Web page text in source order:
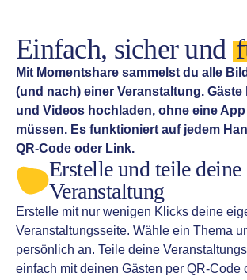
Einfach, sicher und
Mit Momentshare sammelst du alle
(und nach) einer Veranstaltung.
und Videos hochladen, ohne eine
müssen. Es funktioniert auf jedem
QR-Code oder Link.
Erstelle und teile deine
Veranstaltung
Erstelle mit nur wenigen Klicks deine
Veranstaltungsseite. Wähle ein Thema
persönlich an. Teile deine
einfach mit deinen Gästen per QR-Code